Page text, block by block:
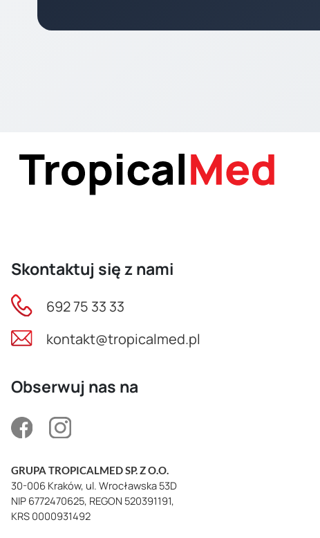
Skontaktuj się z nami
692 75 33 33
kontakt@tropicalmed.pl
Obserwuj nas na
GRUPA TROPICALMED SP. Z O.O.
30-006 Kraków, ul. Wrocławska 53D
NIP 6772470625, REGON 520391191,
KRS 0000931492